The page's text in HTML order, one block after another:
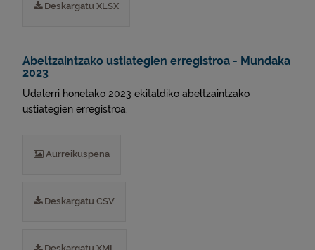
Deskargatu XLSX
Abeltzaintzako ustiategien erregistroa - Mundaka
2023
Udalerri honetako 2023 ekitaldiko abeltzaintzako
ustiategien erregistroa.
Aurreikuspena
Deskargatu CSV